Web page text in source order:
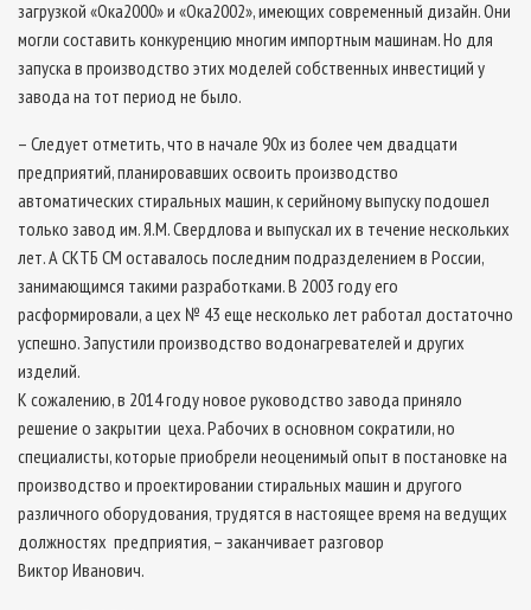
загрузкой «Ока­2000» и «Ока­2002», имеющих современный дизайн. Они
могли составить конкуренцию многим импортным машинам. Но для
запуска в производство этих моделей собственных инвестиций у
завода на тот период не было.
– Следует отметить, что в начале 90­х из более чем двадцати
предприятий, планировавших освоить производство
автоматических стиральных машин, к серийному выпуску подошел
только завод им. Я.М. Свердлова и выпускал их в течение нескольких
лет. А СКТБ СМ оставалось последним подразделением в России,
занимающимся такими разработками. В 2003 году его
расформировали, а цех № 43 еще несколько лет работал достаточно
успешно. Запустили производство водонагревателей и других
изделий.
К сожалению, в 2014 году новое руководство завода приняло
решение о закрытии цеха. Рабочих в основном сократили, но
специалисты, которые приобрели неоценимый опыт в постановке на
производство и проектировании стиральных машин и другого
различного оборудования, трудятся в настоящее время на ведущих
должностях предприятия, – заканчивает разговор
Виктор Иванович.